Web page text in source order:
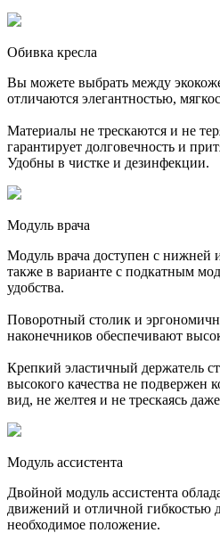
Обивка кресла
Вы можете выбрать между
отличаются элегантностью,
Материалы не трескаются и не
гарантирует долговечность и
Удобны в чистке и дезинфекции.
Модуль врача
Модуль врача доступен с нижней
также в варианте с подкатным
удобства.
Поворотный столик и
наконечников обеспечивают
Крепкий эластичный держатель
высокого качества не подвержен
вид, не желтея и не трескаясь
Модуль ассистента
Двойной модуль ассистента
движений и отличной гибкостью
необходимое положение.